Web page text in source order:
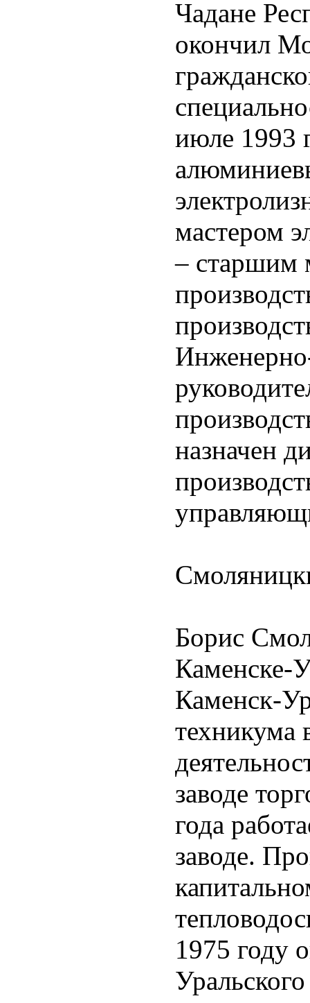
Чадане
окончил
июле 1993
мастером
– старшим
назначен
Борис
Каменске-
Каменск-
техникума
заводе
года
заводе.
1975 году